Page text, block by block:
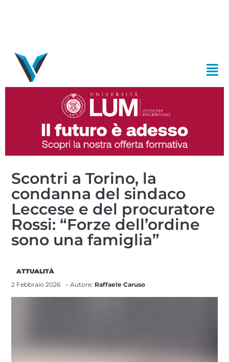
Scontri a Torino, la
condanna del sindaco
Leccese e del procuratore
Rossi: “Forze dell’ordine
sono una famiglia”
ATTUALITÀ
2 Febbraio 2026
– Autore: Raffaele Caruso